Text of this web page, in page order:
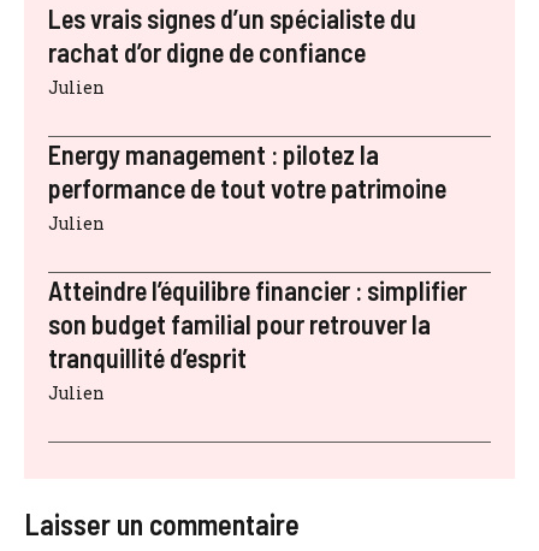
Les vrais signes d’un spécialiste du
rachat d’or digne de confiance
Julien
Energy management : pilotez la
performance de tout votre patrimoine
Julien
Atteindre l’équilibre financier : simplifier
son budget familial pour retrouver la
tranquillité d’esprit
Julien
Laisser un commentaire